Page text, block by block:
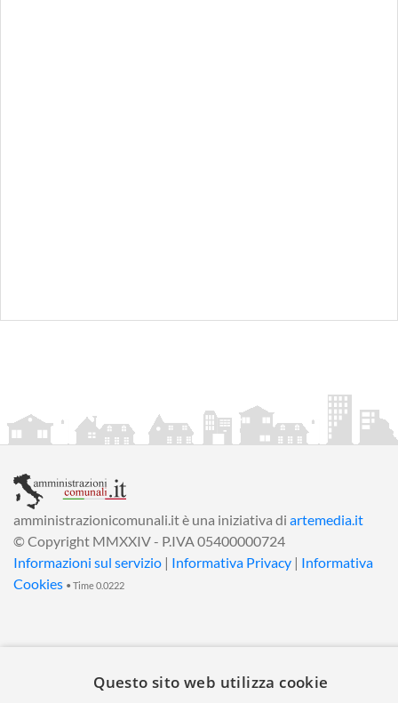
amministrazionicomunali.it è una iniziativa di artemedia.it
© Copyright MMXXIV - P.IVA 05400000724
Informazioni sul servizio | Informativa Privacy | Informativa
Cookies • Time 0.0222
Questo sito web utilizza cookie